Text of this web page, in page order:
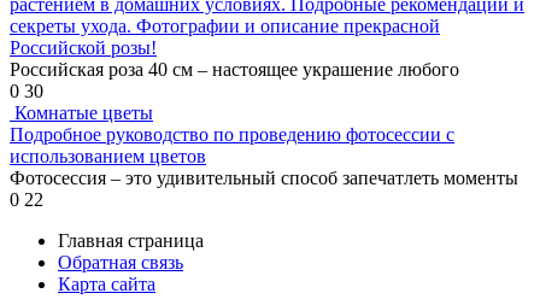
растением в домашних условиях. Подробные рекомендации и
секреты ухода. Фотографии и описание прекрасной
Российской розы!
Российская роза 40 см – настоящее украшение любого
0 30
Комнатые цветы
Подробное руководство по проведению фотосессии с
использованием цветов
Фотосессия – это удивительный способ запечатлеть моменты
0 22
Главная страница
Обратная связь
Карта сайта